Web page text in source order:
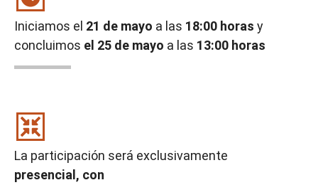
Iniciamos el 21 de mayo a las 18:00 horas y
concluimos el 25 de mayo a las 13:00 horas
La participación será exclusivamente
presencial, con